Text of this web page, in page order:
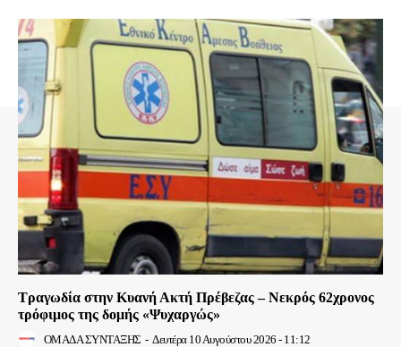
Τραγωδία στην Κυανή Ακτή Πρέβεζας – Νεκρός 62χρονος
τρόφιμος της δομής «Ψυχαργώς»
ΟΜΑΔΑ ΣΥΝΤΑΞΗΣ - Δευτέρα 10 Αυγούστου 2026 - 11:12